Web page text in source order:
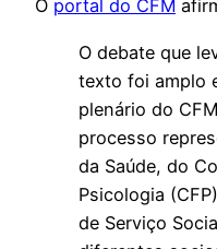
O portal do CFM
O debate que
texto foi amplo
plenário do
processo
da Saúde, do
Psicologia
de Serviço